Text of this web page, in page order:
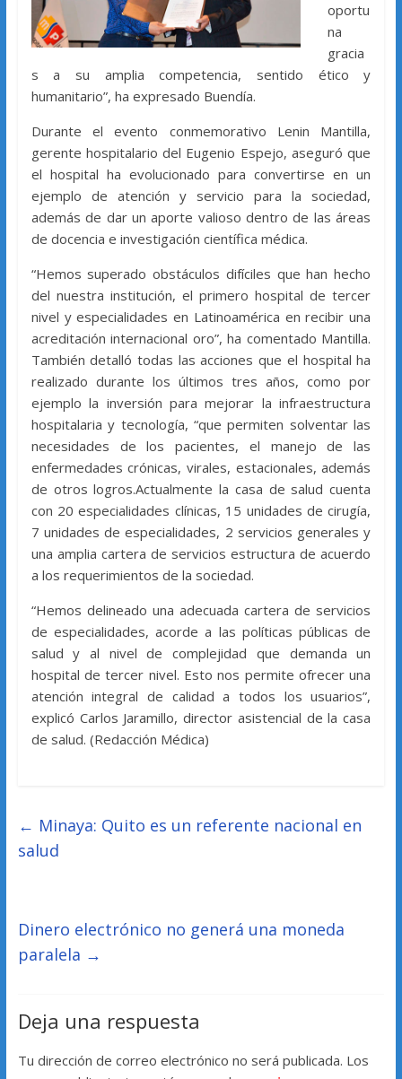
oportu
na
gracia
s a su amplia competencia, sentido ético y
humanitario”, ha expresado Buendía.
Durante el evento conmemorativo Lenin Mantilla,
gerente hospitalario del Eugenio Espejo, aseguró que
el hospital ha evolucionado para convertirse en un
ejemplo de atención y servicio para la sociedad,
además de dar un aporte valioso dentro de las áreas
de docencia e investigación científica médica.
“Hemos superado obstáculos difíciles que han hecho
del nuestra institución, el primero hospital de tercer
nivel y especialidades en Latinoamérica en recibir una
acreditación internacional oro”, ha comentado Mantilla.
También detalló todas las acciones que el hospital ha
realizado durante los últimos tres años, como por
ejemplo la inversión para mejorar la infraestructura
hospitalaria y tecnología, “que permiten solventar las
necesidades de los pacientes, el manejo de las
enfermedades crónicas, virales, estacionales, además
de otros logros.Actualmente la casa de salud cuenta
con 20 especialidades clínicas, 15 unidades de cirugía,
7 unidades de especialidades, 2 servicios generales y
una amplia cartera de servicios estructura de acuerdo
a los requerimientos de la sociedad.
“Hemos delineado una adecuada cartera de servicios
de especialidades, acorde a las políticas públicas de
salud y al nivel de complejidad que demanda un
hospital de tercer nivel. Esto nos permite ofrecer una
atención integral de calidad a todos los usuarios”,
explicó Carlos Jaramillo, director asistencial de la casa
de salud. (Redacción Médica)
← Minaya: Quito es un referente nacional en
salud
Dinero electrónico no generá una moneda
paralela →
Deja una respuesta
Tu dirección de correo electrónico no será publicada. Los